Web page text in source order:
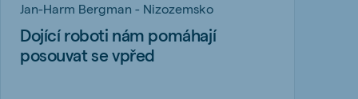
Jan-Harm Bergman - Nizozemsko
Dojící roboti nám pomáhají
posouvat se vpřed